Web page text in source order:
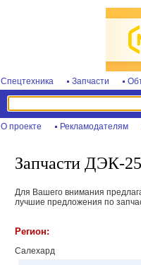
Спецтехника Запчасти
О проекте Рекламодателям
Запчасти ДЭК-
Для Вашего внимания
лучшие предложения по
Регион:
Салехард